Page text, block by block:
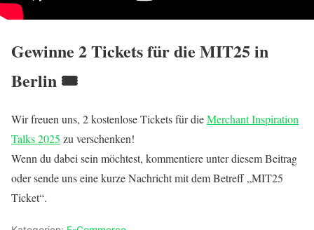
Gewinne 2 Tickets für die MIT25 in
Berlin 🎟️
Wir freuen uns, 2 kostenlose Tickets für dieMerchant Inspiration
Talks 2025 zu verschenken!
Wenn du dabei sein möchtest, kommentiere unter diesem Beitrag
oder sende uns eine kurze Nachricht mit dem Betreff „MIT25
Ticket“.